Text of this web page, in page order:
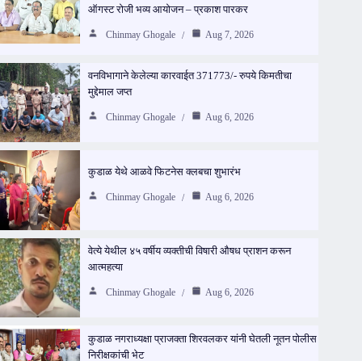
ऑगस्ट रोजी भव्य आयोजन – प्रकाश पारकर
Chinmay Ghogale Aug 7, 2026
वनविभागाने केलेल्या कारवाईत 371773/- रुपये किमतीचा
मुद्देमाल जप्त
Chinmay Ghogale Aug 6, 2026
कुडाळ येथे आळवे फिटनेस क्लबचा शुभारंभ
Chinmay Ghogale Aug 6, 2026
वेत्ये येथील ४५ वर्षीय व्यक्तीची विषारी औषध प्राशन करून
आत्महत्या
Chinmay Ghogale Aug 6, 2026
कुडाळ नगराध्यक्षा प्राजक्ता शिरवलकर यांनी घेतली नूतन पोलीस
निरीक्षकांची भेट